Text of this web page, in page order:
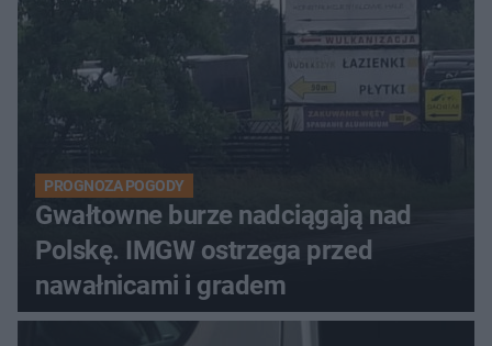
PROGNOZA POGODY
Gwałtowne burze nadciągają nad
Polskę. IMGW ostrzega przed
nawałnicami i gradem